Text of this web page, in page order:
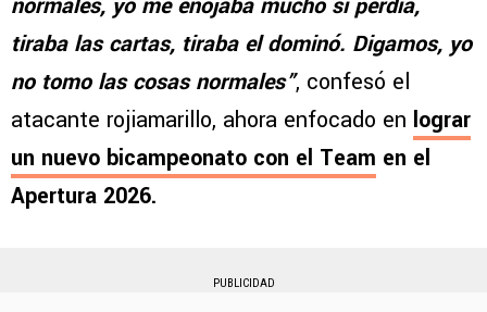
tiraba las cartas, tiraba el dominó. Digamos, yo
no tomo las cosas normales”, confesó el
atacante rojiamarillo, ahora enfocado en lograr
un nuevo bicampeonato con el Team en el
Apertura 2026.
PUBLICIDAD